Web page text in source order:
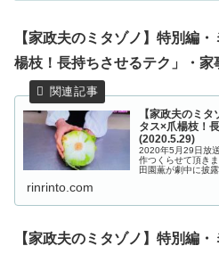
【家政夫のミタゾノ】特別編
楊枝！長持ちさせるテク」・家
【家政夫のミ
タス×爪楊枝！
(2020.5.29)
2020年5月29日放
作つくらせて頂き
田園薫が劇中に披
rinrinto.com
【家政夫のミタゾノ】特別編